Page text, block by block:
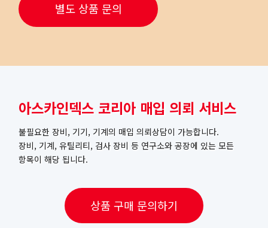
별도 상품 문의
아스카인덱스 코리아 매입 의뢰 서비스
불필요한 장비, 기기, 기계의 매입 의뢰상담이 가능합니다.
장비, 기계, 유틸리티, 검사 장비 등 연구소와 공장에 있는 모든
항목이 해당 됩니다.
상품 구매 문의하기